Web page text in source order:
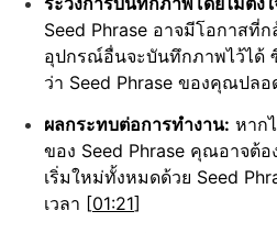
Seed Phrase อาจมีโอกาสที่
อุปกรณ์อื่นจะบันทึกภาพไว้ได้
ว่า Seed Phrase ของคุณปล
ผลกระทบต่อการทำงาน: หาก
ของ Seed Phrase คุณอาจต้
เริ่มใหม่ทั้งหมดด้วย Seed
เวลา [01:21]